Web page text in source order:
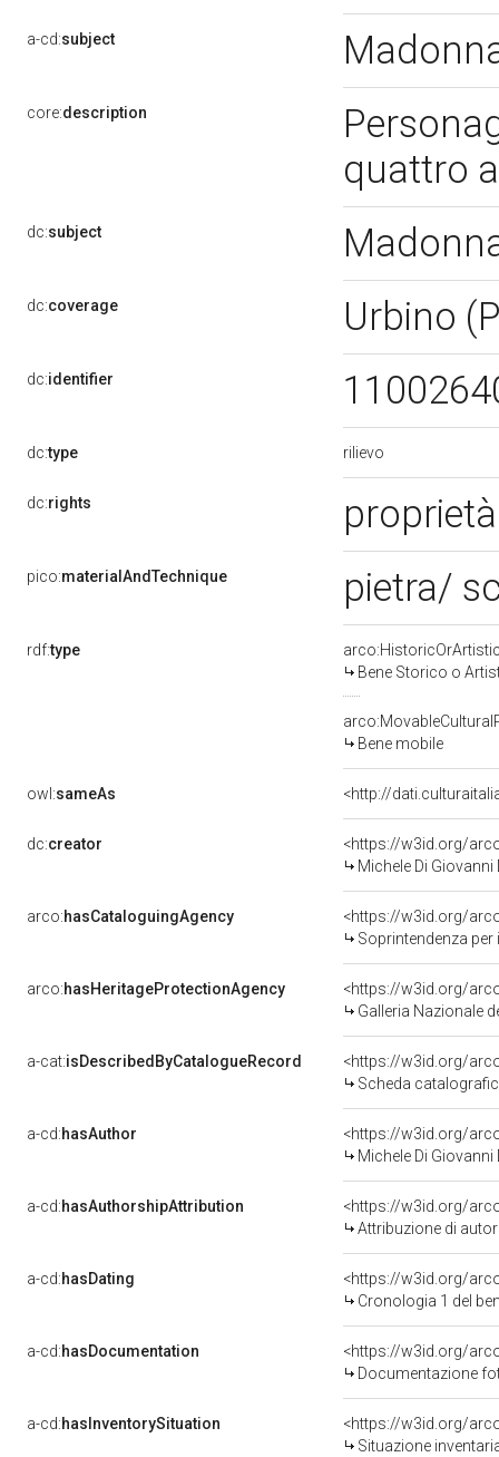
a-cd:subject
core:description
quattro
dc:subject
dc:coverage Urbino
dc:identifier
dc:type rilievo
dc:rights
pico:materialAndTechnique pietra/
rdf:type
Bene Storico o
Bene mobile
owl:sameAs <http://
dc:creator
<https://w3id.org/
Michele Di
arco:hasCataloguingAgency
<https://w3id.org/
Soprintendenza
arco:hasHeritageProtectionAgency
<https://w3id.org/
Galleria Nazionale
a-cat:isDescribedByCatalogueRecord
<https://w3id.org/
Scheda
a-cd:hasAuthor
<https://w3id.org/
Michele Di
a-cd:hasAuthorshipAttribution
<https://w3id.org/
Attribuzione di
a-cd:hasDating
<https://w3id.org/
Cronologia 1 del
a-cd:hasDocumentation
Documentazione
a-cd:hasInventorySituation
<https://w3id.org/
Situazione